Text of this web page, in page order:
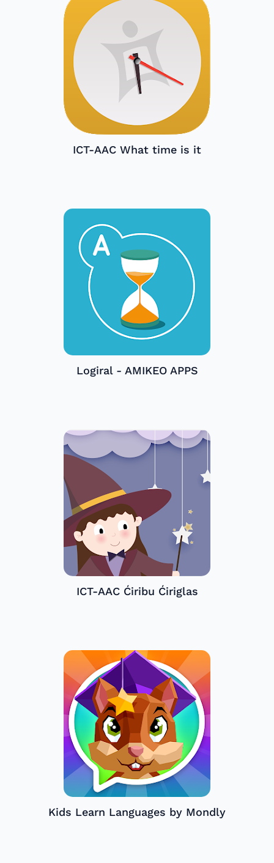
ICT-AAC What time is it
Logiral - AMIKEO APPS
ICT-AAC Ćiribu Ćiriglas
Kids Learn Languages by Mondly